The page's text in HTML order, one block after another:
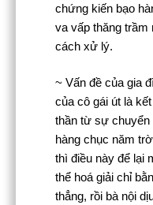
chứng kiến bạo
va vấp thăng
cách xử lý.
~ Vấn đề của gia
của cô gái út là
thần từ sự chuyển
hàng chục năm
thì điều này để lại
thể hoá giải chỉ
thẳng, rồi bà nội